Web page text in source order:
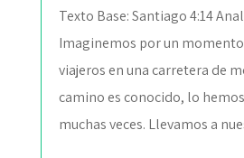
Texto Base: Santiago 4:14
Imaginemos por un
viajeros en una carretera de
camino es conocido, lo
muchas veces. Llevamos a